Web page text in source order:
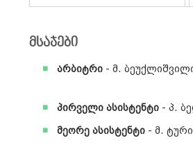
მსაჯები
არბიტრი - მ.
პირველი ასისტენტი - პ.
მეორე ასისტენტი - მ.